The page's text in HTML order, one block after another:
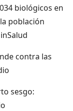
biológicos en
población
contra las
sesgo: